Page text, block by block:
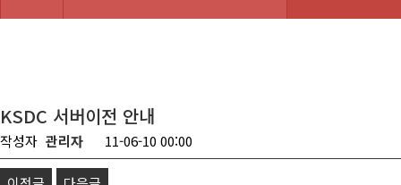
KSDC 서버이전 안내
작성자 관리자 11-06-10 00:00